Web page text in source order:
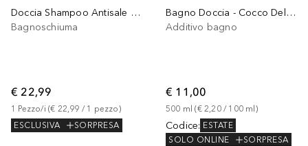
Doccia Shampoo Antisale e Idratante
Bagnoschiuma
€ 22,99
1 Pezzo/i (€ 22,99 / 1 pezzo)
ESCLUSIVA
SORPRESA
Bagno Doccia - Cocco Delicato
Additivo bagno
€ 11,00
500 ml (€ 2,20 / 100 ml)
Codice: ESTATE
SOLO ONLINE
SORPRESA